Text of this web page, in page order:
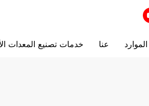
خدمات تصنيع المعدات عنا الموارد